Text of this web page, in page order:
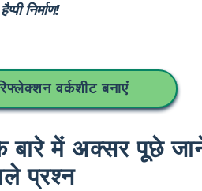
हैप्पी निर्माण!
वर्कशीट बनाएं
बारे में अक्सर पूछे
प्रश्न